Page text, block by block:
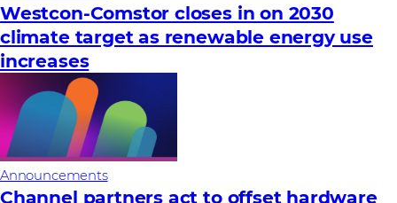
Westcon-Comstor closes in on 2030
climate target as renewable energy use
increases
Announcements
Channel partners act to offset hardware